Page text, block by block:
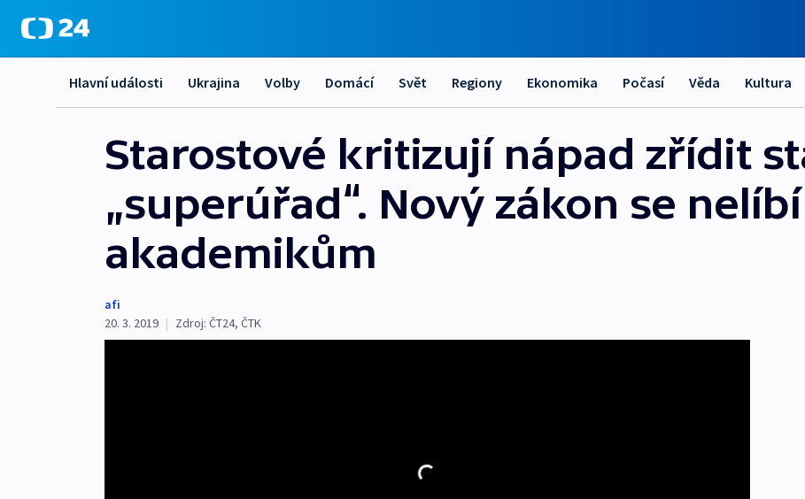
Hlavní události Ukrajina Volby Domácí Svět Regiony Ekonomika Počasí Věda Kultura
Starostové kritizují nápad zřídit
„superúřad“. Nový zákon se
akademikům
afi
20. 3. 2019 | Zdroj: ČT24, ČTK